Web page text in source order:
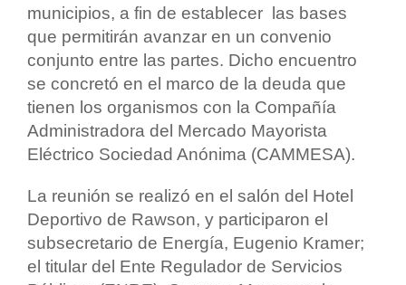
municipios, a fin de establecer las bases
que permitirán avanzar en un convenio
conjunto entre las partes. Dicho encuentro
se concretó en el marco de la deuda que
tienen los organismos con la Compañía
Administradora del Mercado Mayorista
Eléctrico Sociedad Anónima (CAMMESA).
La reunión se realizó en el salón del Hotel
Deportivo de Rawson, y participaron el
subsecretario de Energía, Eugenio Kramer;
el titular del Ente Regulador de Servicios